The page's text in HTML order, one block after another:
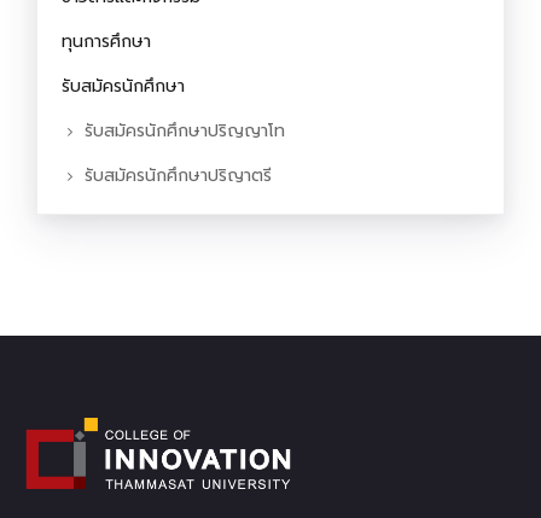
ทุนการศึกษา
รับสมัครนักศึกษา
รับสมัครนักศึกษาปริญญาโท
รับสมัครนักศึกษาปริญาตรี